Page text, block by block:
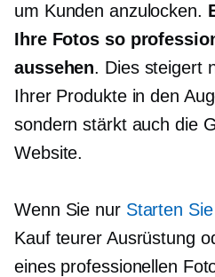
um Kunden anzulocken.
Ihre Fotos so
aussehen. Dies steigert
Ihrer Produkte in den
sondern stärkt auch die
Website.
Wenn Sie nur Starten
Kauf teurer Ausrüstung
eines professionellen